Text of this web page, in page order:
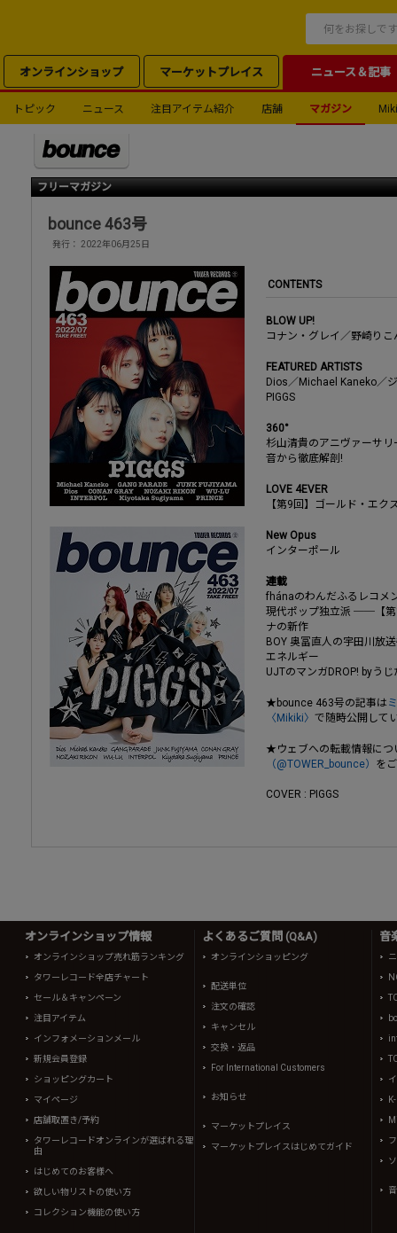
オンラインショップ マーケットプレイス ニュース＆記事
トピック ニュース 注目アイテム紹介 店舗 マガジン
フリーマガジン
bounce 463号
発行： 2022年06月25日
CONTENTS
BLOW UP!
コナン・グレイ／野崎り
FEATURED ARTISTS
Dios／Michael Kaneko／
PIGGS
360°
杉山清貴のアニヴァーサ
音から徹底解剖!
LOVE 4EVER
【第9回】ゴールド・エク
New Opus
インターポール
連載
fhánaのわんだふるレコ
現代ポップ独立派 ──【第
ナの新作
BOY 奥冨直人の宇田川放
エネルギー
UJTのマンガDROP! byう
★bounce 463号の記事は
〈Mikiki〉 で随時公開して
★ウェブへの転載情報につ
（@TOWER_bounce） を
COVER : PIGGS
オンラインショップ情報
オンラインショップ売れ筋ランキング
タワーレコード全店チャート
セール＆キャンペーン
注目アイテム
インフォメーションメール
新規会員登録
ショッピングカート
マイページ
店舗取置き/予約
タワーレコードオンラインが選ばれる理
由
はじめてのお客様へ
欲しい物リストの使い方
コレクション機能の使い方
よくあるご質問 (Q&A)
オンラインショッピング
配送単位
注文の確認
キャンセル
交換・返品
For International Customers
お知らせ
マーケットプレイス
マーケットプレイスはじめてガイド
音